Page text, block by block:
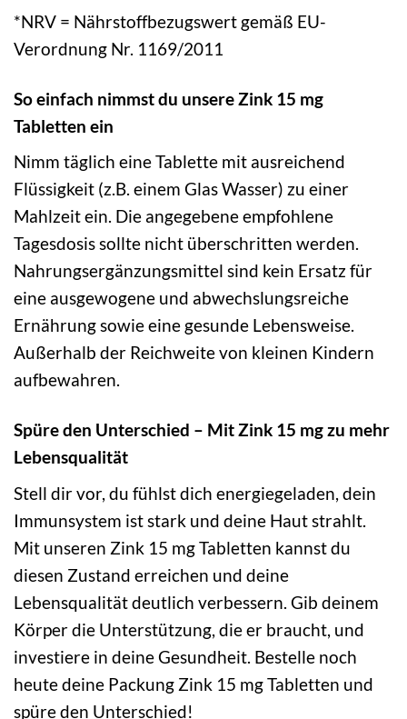
*NRV = Nährstoffbezugswert gemäß EU-
Verordnung Nr. 1169/2011
So einfach nimmst du unsere Zink 15 mg
Tabletten ein
Nimm täglich eine Tablette mit ausreichend
Flüssigkeit (z.B. einem Glas Wasser) zu einer
Mahlzeit ein. Die angegebene empfohlene
Tagesdosis sollte nicht überschritten werden.
Nahrungsergänzungsmittel sind kein Ersatz für
eine ausgewogene und abwechslungsreiche
Ernährung sowie eine gesunde Lebensweise.
Außerhalb der Reichweite von kleinen Kindern
aufbewahren.
Spüre den Unterschied – Mit Zink 15 mg zu mehr
Lebensqualität
Stell dir vor, du fühlst dich energiegeladen, dein
Immunsystem ist stark und deine Haut strahlt.
Mit unseren Zink 15 mg Tabletten kannst du
diesen Zustand erreichen und deine
Lebensqualität deutlich verbessern. Gib deinem
Körper die Unterstützung, die er braucht, und
investiere in deine Gesundheit. Bestelle noch
heute deine Packung Zink 15 mg Tabletten und
spüre den Unterschied!